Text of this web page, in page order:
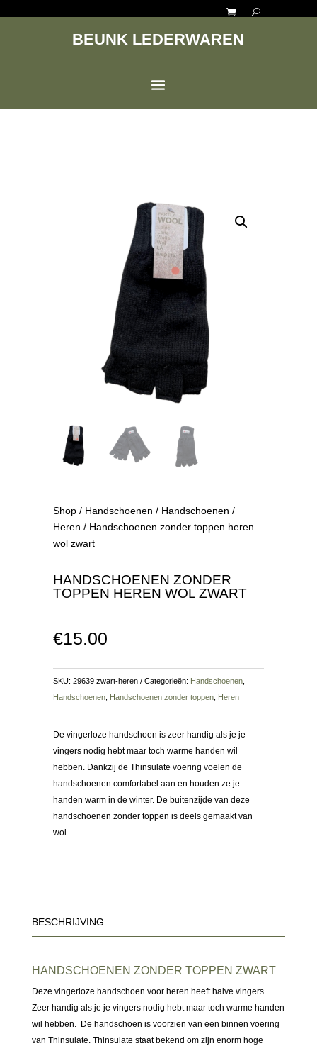
BEUNK LEDERWAREN
Shop/ Handschoenen / Handschoenen /
Heren / Handschoenen zonder toppen heren
wol zwart
HANDSCHOENEN ZONDER
TOPPEN HEREN WOL ZWART
€15.00
SKU: 29639 zwart-heren Categorieën: Handschoenen,
Handschoenen, Handschoenen zonder toppen, Heren
De vingerloze handschoen is zeer handig als je je
vingers nodig hebt maar toch warme handen wil
hebben. Dankzij de Thinsulate voering voelen de
handschoenen comfortabel aan en houden ze je
handen warm in de winter. De buitenzijde van deze
handschoenen zonder toppen is deels gemaakt van
wol.
BESCHRIJVING
HANDSCHOENEN ZONDER TOPPEN ZWART
Deze vingerloze handschoen voor heren heeft halve vingers.
Zeer handig als je je vingers nodig hebt maar toch warme handen
wil hebben. De handschoen is voorzien van een binnen voering
van Thinsulate. Thinsulate staat bekend om zijn enorm hoge